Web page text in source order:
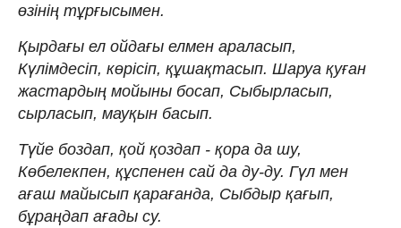
өзінің тұрғысымен.
Қырдағы ел ойдағы елмен араласып,
Күлімдесіп, көрісіп, құшақтасып. Шаруа қуған
жастардың мойыны босап, Сыбырласып,
сырласып, мауқын басып.
Түйе боздап, қой қоздап - қора да шу,
Көбелекпен, құспенен сай да ду-ду. Гүл мен
ағаш майысып қарағанда, Сыбдыр қағып,
бұраңдап ағады су.